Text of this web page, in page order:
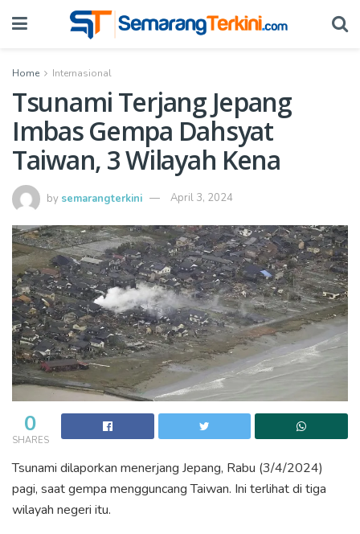
Home Internasional
Tsunami Terjang Jepang
Imbas Gempa Dahsyat
Taiwan, 3 Wilayah Kena
by semarangterkini April 3, 2024
0
SHARES
Tsunami dilaporkan menerjang Jepang, Rabu (3/4/2024)
pagi, saat gempa mengguncang Taiwan. Ini terlihat di tiga
wilayah negeri itu.